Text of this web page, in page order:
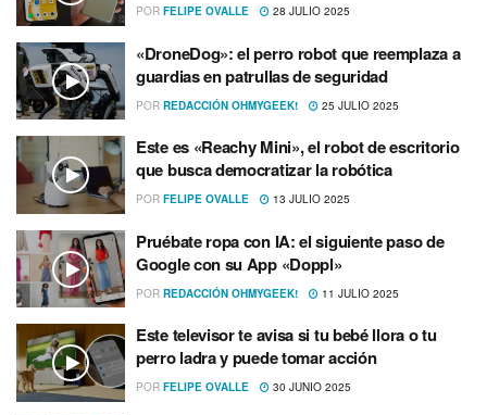
POR FELIPE OVALLE 28 JULIO 2025
«DroneDog»: el perro robot que reemplaza a
guardias en patrullas de seguridad
POR REDACCIÓN OHMYGEEK! 25 JULIO 2025
Este es «Reachy Mini», el robot de escritorio
que busca democratizar la robótica
POR FELIPE OVALLE 13 JULIO 2025
Pruébate ropa con IA: el siguiente paso de
Google con su App «Doppl»
POR REDACCIÓN OHMYGEEK! 11 JULIO 2025
Este televisor te avisa si tu bebé llora o tu
perro ladra y puede tomar acción
POR FELIPE OVALLE 30 JUNIO 2025